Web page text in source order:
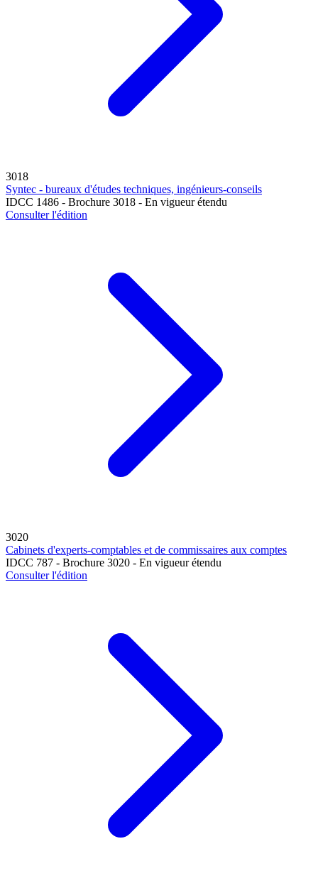
3018
Syntec - bureaux d'études techniques, ingénieurs-conseils
IDCC 1486 - Brochure 3018 - En vigueur étendu
Consulter l'édition
3020
Cabinets d'experts-comptables et de commissaires aux comptes
IDCC 787 - Brochure 3020 - En vigueur étendu
Consulter l'édition